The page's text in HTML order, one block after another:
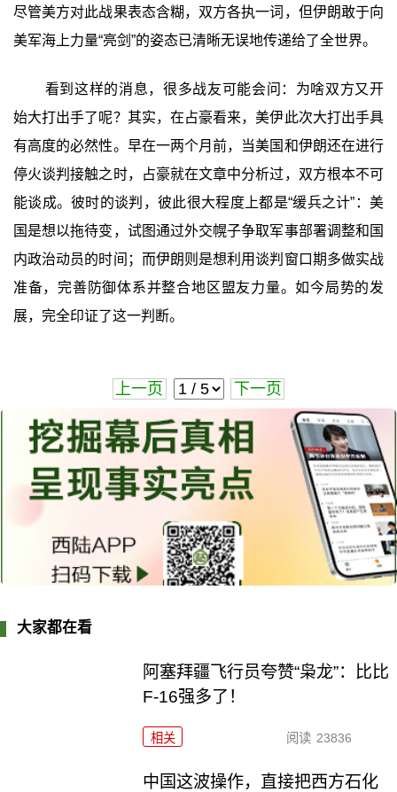
尽管美方对此战果表态含糊，双方各执一词，但伊朗敢于向
美军海上力量“亮剑”的姿态已清晰无误地传递给了全世界。
看到这样的消息，很多战友可能会问：为啥双方又开
始大打出手了呢？其实，在占豪看来，美伊此次大打出手具
有高度的必然性。早在一两个月前，当美国和伊朗还在进行
停火谈判接触之时，占豪就在文章中分析过，双方根本不可
能谈成。彼时的谈判，彼此很大程度上都是“缓兵之计”：美
国是想以拖待变，试图通过外交幌子争取军事部署调整和国
内政治动员的时间；而伊朗则是想利用谈判窗口期多做实战
准备，完善防御体系并整合地区盟友力量。如今局势的发
展，完全印证了这一判断。
上一页 下一页
大家都在看
阿塞拜疆飞行员夸赞“枭龙”：比比
F-16强多了！
相关 阅读 23836
中国这波操作，直接把西方石化